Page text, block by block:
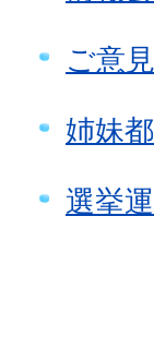
ご意
姉妹
選挙